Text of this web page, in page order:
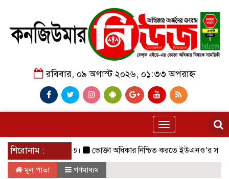
রবিবার, ০৯ অগাস্ট ২০২৬, ০১:৩৩ অপরাহ্ন
Toggle
navigation
শিরোনাম :
অনুষ্ঠিত। ভোক্তা অধিকার নিশ্চিত করতে ইউএনও’র সঙ্গে
মূল পাতা গণমাধ্যম